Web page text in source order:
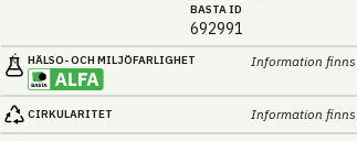
BASTA ID
692991
HÄLSO- OCH MILJÖ­FARLIGHET Information finns
CIRKULARITET Information finns